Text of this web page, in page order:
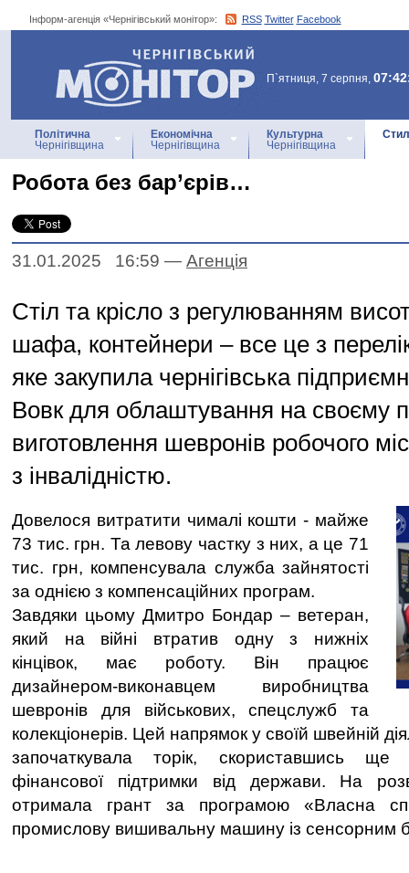
Інформ-агенція «Чернігівський монітор»: RSS Twitter Facebook
Інформ-агенція
«Чернігівський монітор»
П`ятниця, 7 серпня,
Політична
Чернігівщина
Економічна
Чернігівщина
Культурна
Чернігівщина
Робота без бар’єрів…
31.01.2025 16:59 — Агенцiя
Стіл та крісло з регулюванням
шафа, контейнери – все це з
яке закупила чернігівська
Вовк для облаштування на своєму
виготовлення шевронів робочого
з інвалідністю.
Довелося витратити чималі кошти - майже
73 тис. грн. Та левову частку з них, а це 71
тис. грн, компенсувала служба зайнятості
за однією з компенсаційних програм.
Завдяки цьому Дмитро Бондар – ветеран,
який на війні втратив одну з нижніх
кінцівок, має роботу. Він працює
дизайнером-виконавцем виробництва
шевронів для військових, спецслужб та
колекціонерів. Цей напрямок у своїй швейній
започаткувала торік, скориставшись ще
фінансової підтримки від держави. На
отримала грант за програмою «Власна
промислову вишивальну машину із сенсорним